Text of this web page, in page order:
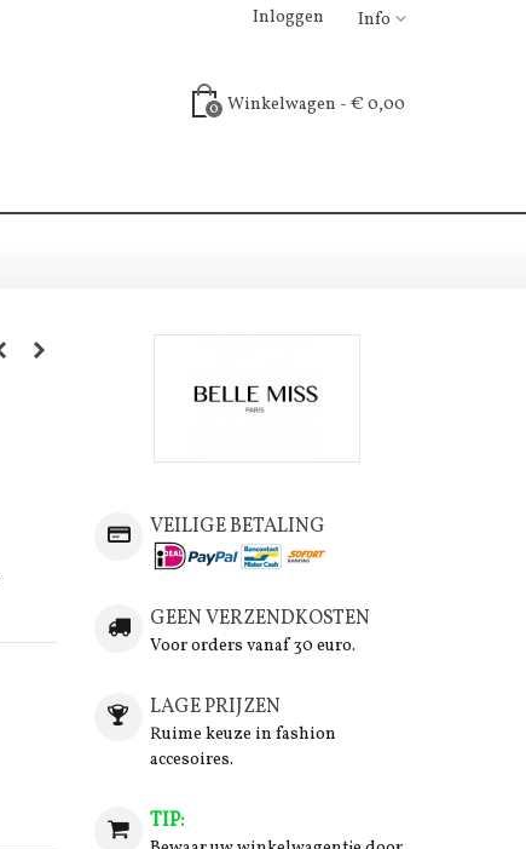
Info
Inloggen
0 Winkelwagen - € 0,00
VEILIGE BETALING
GEEN VERZENDKOSTEN
Voor orders vanaf 30 euro.
LAGE PRIJZEN
Ruime keuze in fashion
accesoires.
TIP: